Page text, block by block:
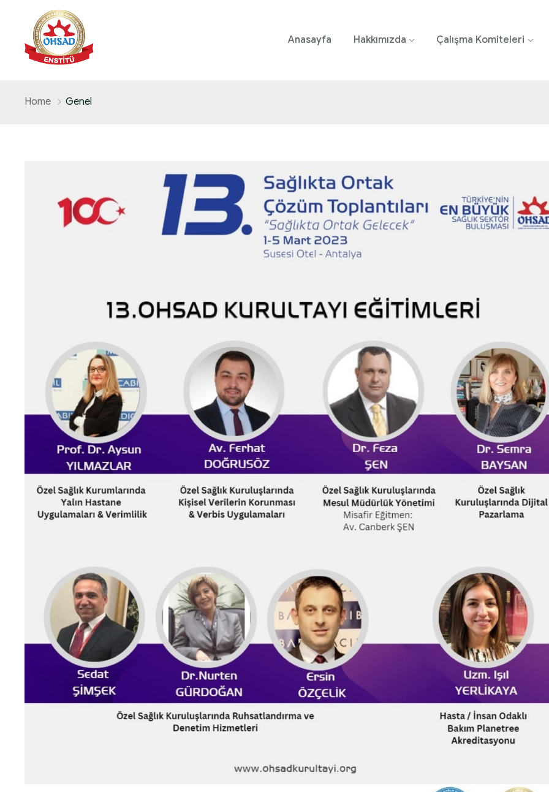
Anasayfa Hakkımızda Çalışma Komiteleri
Home Genel